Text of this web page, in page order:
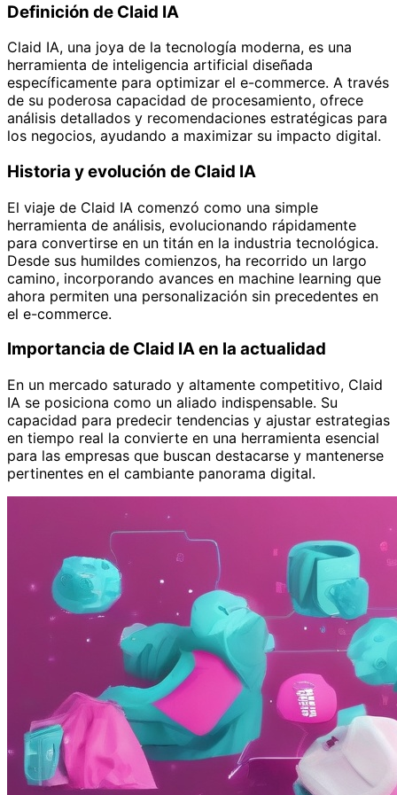
Definición de Claid IA
Claid IA, una joya de la tecnología moderna, es una
herramienta de inteligencia artificial diseñada
específicamente para optimizar el e-commerce. A través
de su poderosa capacidad de procesamiento, ofrece
análisis detallados y recomendaciones estratégicas para
los negocios, ayudando a maximizar su impacto digital.
Historia y evolución de Claid IA
El viaje de Claid IA comenzó como una simple
herramienta de análisis, evolucionando rápidamente
para convertirse en un titán en la industria tecnológica.
Desde sus humildes comienzos, ha recorrido un largo
camino, incorporando avances en machine learning que
ahora permiten una personalización sin precedentes en
el e-commerce.
Importancia de Claid IA en la actualidad
En un mercado saturado y altamente competitivo, Claid
IA se posiciona como un aliado indispensable. Su
capacidad para predecir tendencias y ajustar estrategias
en tiempo real la convierte en una herramienta esencial
para las empresas que buscan destacarse y mantenerse
pertinentes en el cambiante panorama digital.